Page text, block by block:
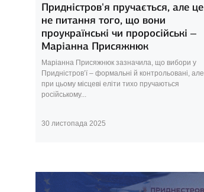
Придністров'я пручається, але це
не питання того, що вони
проукраїнські чи проросійські –
Маріанна Присяжнюк
Маріанна Присяжнюк зазначила, що вибори у
Придністров’ї – формальні й контрольовані, але
при цьому місцеві еліти тихо пручаються
російському...
30 листопада 2025